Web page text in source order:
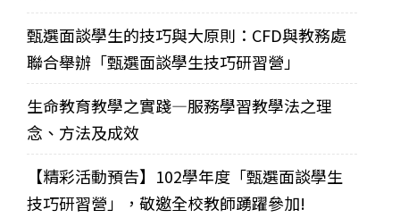
甄選面談學生的技巧與大原則：CFD與教務處
聯合舉辦「甄選面談學生技巧研習營」
生命教育教學之實踐—服務學習教學法之理
念、方法及成效
【精彩活動預告】102學年度「甄選面談學生
技巧研習營」，敬邀全校教師踴躍參加!